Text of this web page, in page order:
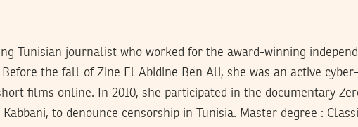
Tunisian journalist who worked for the award-winning
Before the fall of Zine El Abidine Ben Ali, she was an active
films online. In 2010, she participated in the documentary
Kabbani, to denounce censorship in Tunisia. Master degree :